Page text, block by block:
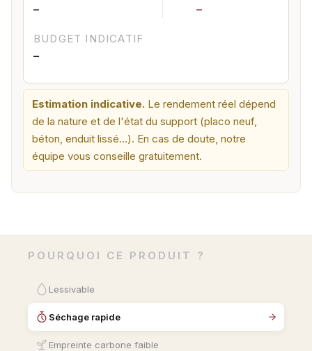
—
—
BUDGET INDICATIF
—
Estimation indicative. Le rendement réel dépend
de la nature et de l'état du support (placo neuf,
béton, enduit lissé…). En cas de doute, notre
équipe vous conseille gratuitement.
POURQUOI CE PRODUIT ?
Lessivable
Séchage rapide
Empreinte carbone faible